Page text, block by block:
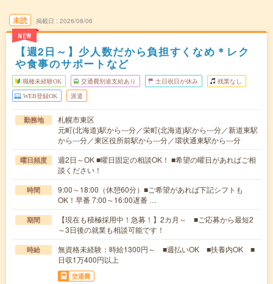
未読
NEW
掲載日 2026/08/06
【週2日～】少人数だから負担すくなめ＊レク
や食事のサポートなど
職種未経験OK 交通費別途支給あり 土日祝日が休み 残業なし
WEB登録OK 派遣
勤務地
札幌市東区
元町(北海道)駅から---分／栄町(北海道)駅から---分／新道東駅
から---分／東区役所前駅から---分／環状通東駅から---分
曜日頻度
週2日～OK ■曜日固定の相談OK！ ■希望の曜日があればご相
談ください！
時間
9:00～18:00（休憩60分）■ご希望があれば下記シフトも
OK！早番 7:00～16:00遅番 …
期間
【現在も積極採用中！急募！】2カ月～ ■ご応募から最短2
～3日後の就業も相談可能です！
時給
無資格未経験：時給1300円～ ■週払いOK ■扶養内OK ■
日収1万400円以上
交通費